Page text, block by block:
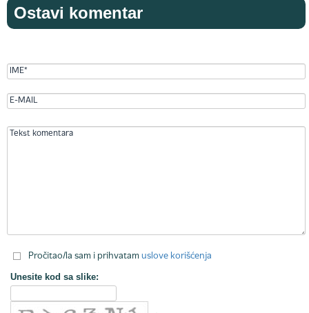
Ostavi komentar
Pročitao/la sam i prihvatam uslove korišćenja
Unesite kod sa slike: